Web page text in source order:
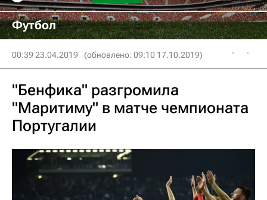
Футбол
00:39 23.04.2019 (обновлено: 09:10 17.10.2019)
"Бенфика" разгромила
"Маритиму" в матче чемпионата
Португалии